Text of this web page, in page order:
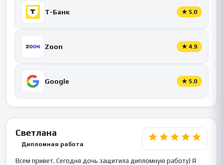
Т-Банк ★ 5.0
Zoon ★ 4.9
Google ★ 5.0
Светлана
Дипломная работа
Всем привет. Сегодня дочь защитила дипломную работу) Я